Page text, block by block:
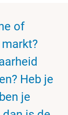
of
Heb je
je